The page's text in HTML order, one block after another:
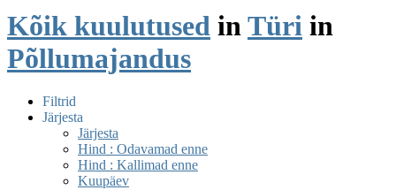
Kõik kuulutused in Türi in
Põllumajandus
Filtrid
Järjesta
Järjesta
Hind : Odavamad enne
Hind : Kallimad enne
Kuupäev